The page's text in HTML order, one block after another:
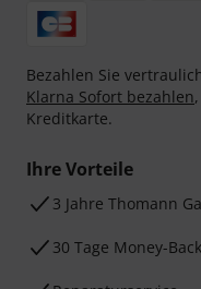
Bezahlen Sie
Klarna Sofort bezahlen,
Kreditkarte.
Ihre Vorteile
3 Jahre Thomann
30 Tage Money-